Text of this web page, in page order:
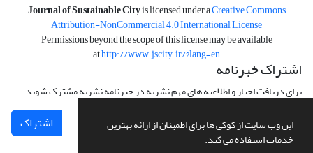
این وب سایت از کوکی ها برای اطمینان از ارائه بهترین
خدمات استفاده می کند.
Journal of Sustainable Cityis licensed under aCreative Commons
Attribution-NonCommercial 4.0 International License
Permissions beyond the scope of this license may be available
athttp://www.jscity.ir/?lang=en
اشتراک خبرنامه
برای دریافت اخبار و اطلاعیه های مهم نشریه در خبرنامه نشریه مشترک شوید.
اشتراک